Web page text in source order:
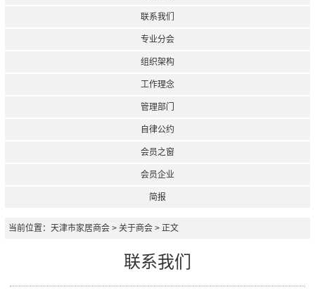
联系我们
专业分会
组织架构
工作理念
管理部门
自律公约
会员之窗
会员企业
简报
当前位置： 天津市家居商会 > 关于商会 > 正文
联系我们